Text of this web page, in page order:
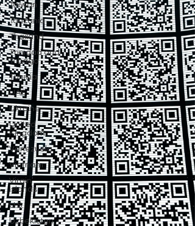
Taiwan
Tanzania
Thailand
Trinidad and
Tobago
Tunisia
UAE
Ukraine
United
Kingdom
Venezuela
Vietnam
Virgin
Islands
U.S.
Uzbekistan